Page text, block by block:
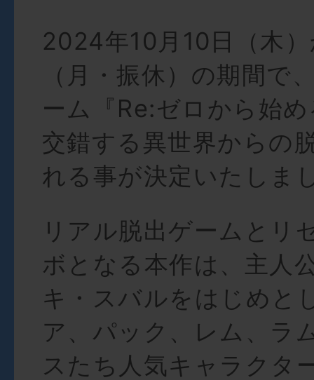
2024年10月10日（木
（月・振休）の期間で
ーム『Re:ゼロから始
交錯する異世界からの
れる事が決定いたしま
リアル脱出ゲームとリ
ボとなる本作は、主人
キ・スバルをはじめと
ア、パック、レム、ラ
スたち人気キャラクタ